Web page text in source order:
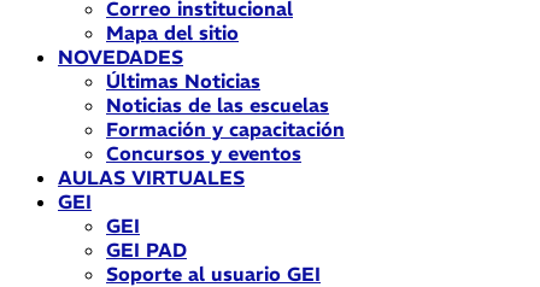
Correo institucional
Mapa del sitio
NOVEDADES
Últimas Noticias
Noticias de las escuelas
Formación y capacitación
Concursos y eventos
AULAS VIRTUALES
GEI
GEI
GEI PAD
Soporte al usuario GEI